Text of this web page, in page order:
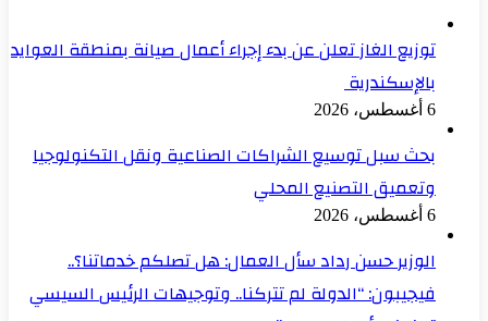
توزيع الغاز تعلن عن بدء إجراء أعمال صيانة بمنطقة العوايد
بالإسكندرية
6 أغسطس، 2026
بحث سبل توسيع الشراكات الصناعية ونقل التكنولوجيا
وتعميق التصنيع المحلي
6 أغسطس، 2026
الوزير حسن رداد سأل العمال: هل تصلكم خدماتنا؟..
فيجيبون: “الدولة لم تتركنا.. وتوجيهات الرئيس السيسي